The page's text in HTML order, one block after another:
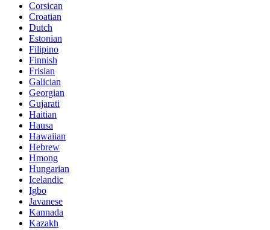
Corsican
Croatian
Dutch
Estonian
Filipino
Finnish
Frisian
Galician
Georgian
Gujarati
Haitian
Hausa
Hawaiian
Hebrew
Hmong
Hungarian
Icelandic
Igbo
Javanese
Kannada
Kazakh